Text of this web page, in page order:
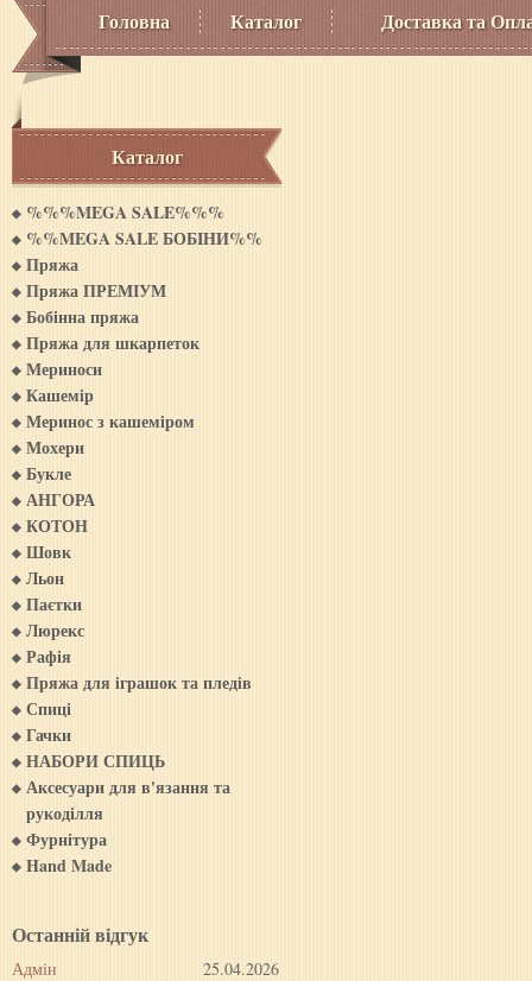
Головна Каталог Доставка та
Каталог
%%%MEGA SALE%%%
%%MEGA SALE БОБIНИ%%
Пряжа
Пряжа ПРЕМІУМ
Бобінна пряжа
Пряжа для шкарпеток
Мериноси
Кашемiр
Меринос з кашемiром
Мохери
Букле
АНГОРА
КОТОН
Шовк
Льон
Паєтки
Люрекс
Рафія
Пряжа для iграшок та пледiв
Спиці
Гачки
НАБОРИ СПИЦЬ
Аксесуари для в'язання та
рукоділля
Фурнітура
Hand Made
Останній відгук
Адмін
25.04.2026